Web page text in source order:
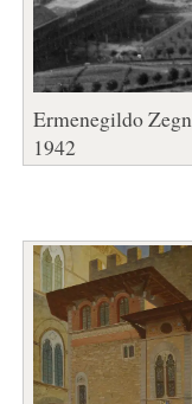
Ermenegildo
1942